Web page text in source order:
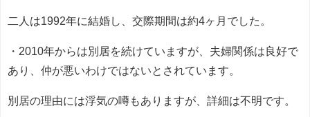
二人は1992年に結婚し、交際期間は約4ヶ月でした。
・2010年からは別居を続けていますが、夫婦関係は良好で
あり、仲が悪いわけではないとされています。
別居の理由には浮気の噂もありますが、詳細は不明です。